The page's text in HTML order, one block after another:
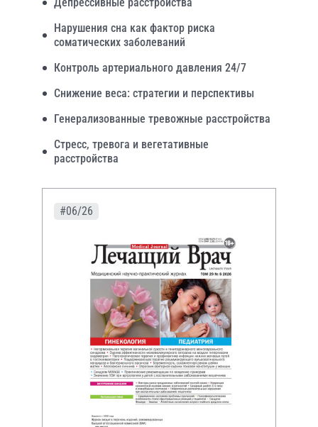
Нарушения сна как фактор риска
соматических заболеваний
Контроль артериального давления 24/7
Снижение веса: стратегии и перспективы
Генерализованные тревожные расстройства
Стресс, тревога и вегетативные
расстройства
#06/26